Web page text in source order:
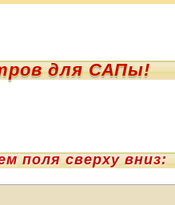
для САПы!
поля сверху вниз: